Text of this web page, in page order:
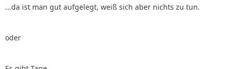
...da ist man gut aufgelegt, weiß sich aber nichts zu tun.
oder